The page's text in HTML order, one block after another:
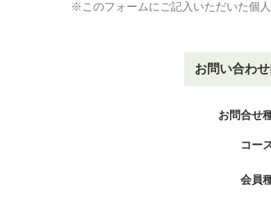
※このフォームにご記入いただいた個
お問い合わ
お問合せ
コー
会員